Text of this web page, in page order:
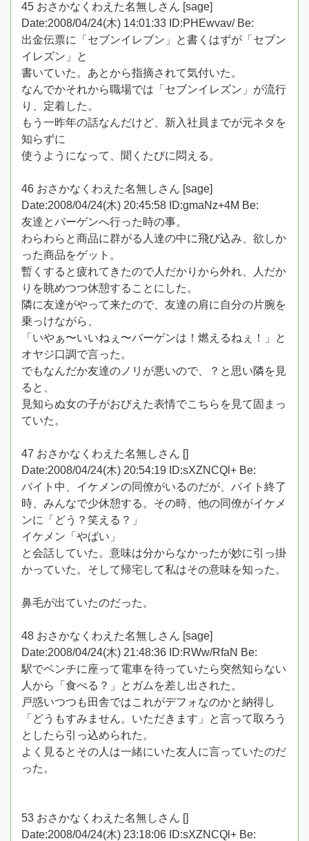
45 おさかなくわえた名無しさん [sage]
Date:2008/04/24(木) 14:01:33 ID:PHEwvav/ Be:
出金伝票に「セブンイレブン」と書くはずが「セブン
イレズン」と
書いていた。あとから指摘されて気付いた。
なんでかそれから職場では「セブンイレズン」が流行
り、定着した。
もう一昨年の話なんだけど、新入社員までが元ネタを
知らずに
使うようになって、聞くたびに悶える。
46 おさかなくわえた名無しさん [sage]
Date:2008/04/24(木) 20:45:58 ID:gmaNz+4M Be:
友達とバーゲンへ行った時の事。
わらわらと商品に群がる人達の中に飛び込み、欲しか
った商品をゲット。
暫くすると疲れてきたので人だかりから外れ、人だか
りを眺めつつ休憩することにした。
隣に友達がやって来たので、友達の肩に自分の片腕を
乗っけながら、
「いやぁ〜いいねぇ〜バーゲンは！燃えるねぇ！」と
オヤジ口調で言った。
でもなんだか友達のノリが悪いので、？と思い隣を見
ると、
見知らぬ女の子がおびえた表情でこちらを見て固まっ
ていた。
47 おさかなくわえた名無しさん []
Date:2008/04/24(木) 20:54:19 ID:sXZNCQl+ Be:
バイト中、イケメンの同僚がいるのだが、バイト終了
時、みんなで少休憩する。その時、他の同僚がイケメ
ンに「どう？笑える？」
イケメン「やばい」
と会話していた。意味は分からなかったが妙に引っ掛
かっていた。そして帰宅して私はその意味を知った。
鼻毛が出ていたのだった。
48 おさかなくわえた名無しさん [sage]
Date:2008/04/24(木) 21:48:36 ID:RWw/RfaN Be:
駅でベンチに座って電車を待っていたら突然知らない
人から「食べる？」とガムを差し出された。
戸惑いつつも田舎ではこれがデフォなのかと納得し
「どうもすみません。いただきます」と言って取ろう
としたら引っ込められた。
よく見るとその人は一緒にいた友人に言っていたのだ
った。
53 おさかなくわえた名無しさん []
Date:2008/04/24(木) 23:18:06 ID:sXZNCQl+ Be: